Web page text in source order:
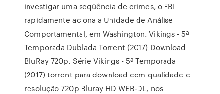
investigar uma seqüência de crimes, o FBI
rapidamente aciona a Unidade de Análise
Comportamental, em Washington. Vikings - 5ª
Temporada Dublada Torrent (2017) Download
BluRay 720p. Série Vikings - 5ª Temporada
(2017) torrent para download com qualidade e
resolução 720p Bluray HD WEB-DL, nos